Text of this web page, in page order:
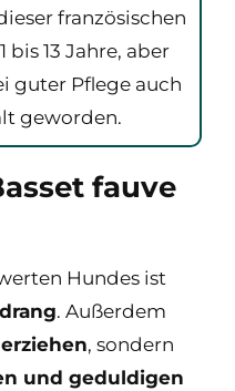
französischen
13 Jahre, aber
guter Pflege auch
geworden.
fauve
Hundes ist
. Außerdem
, sondern
und geduldigen